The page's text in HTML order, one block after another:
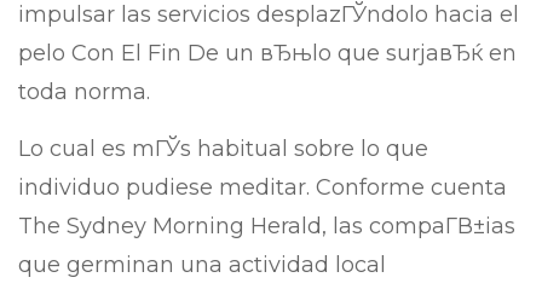
impulsar las servicios desplazГЎndolo hacia el
pelo Con El Fin De un вЂњlo que surjaвЂќ en
toda norma.
Lo cual es mГЎs habitual sobre lo que
individuo pudiese meditar. Conforme cuenta
The Sydney Morning Herald, las compaГ­В±ias
que germinan una actividad local